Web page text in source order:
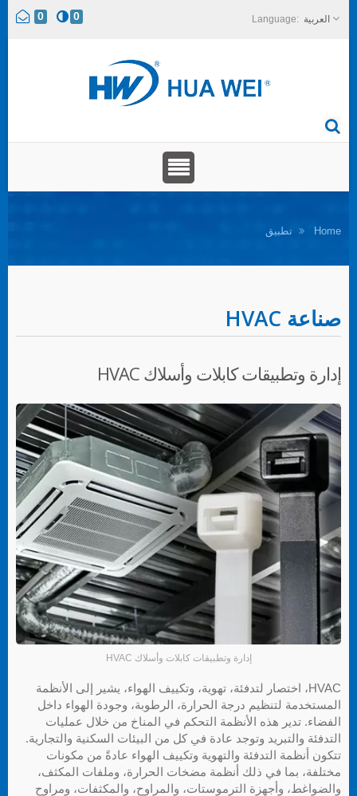
0 0 العربية
Home تطبيق
صناعة HVAC
إدارة وتطبيقات كابلات وأسلاك HVAC
إدارة وتطبيقات كابلات وأسلاك HVAC
HVAC، اختصار لتدفئة، تهوية، وتكييف الهواء، يشير إلى الأنظمة
المستخدمة لتنظيم درجة الحرارة، الرطوبة، وجودة الهواء داخل
الفضاء. تدير هذه الأنظمة التحكم في المناخ من خلال عمليات
التدفئة والتبريد وتوجد عادة في كل من البيئات السكنية والتجارية.
تتكون أنظمة التدفئة والتهوية وتكييف الهواء عادةً من مكونات
مختلفة، بما في ذلك أنظمة مضخات الحرارة، وملفات المكثف،
والضواغط، وأجهزة الترموستات، والمراوح، والمكثفات، ومراوح